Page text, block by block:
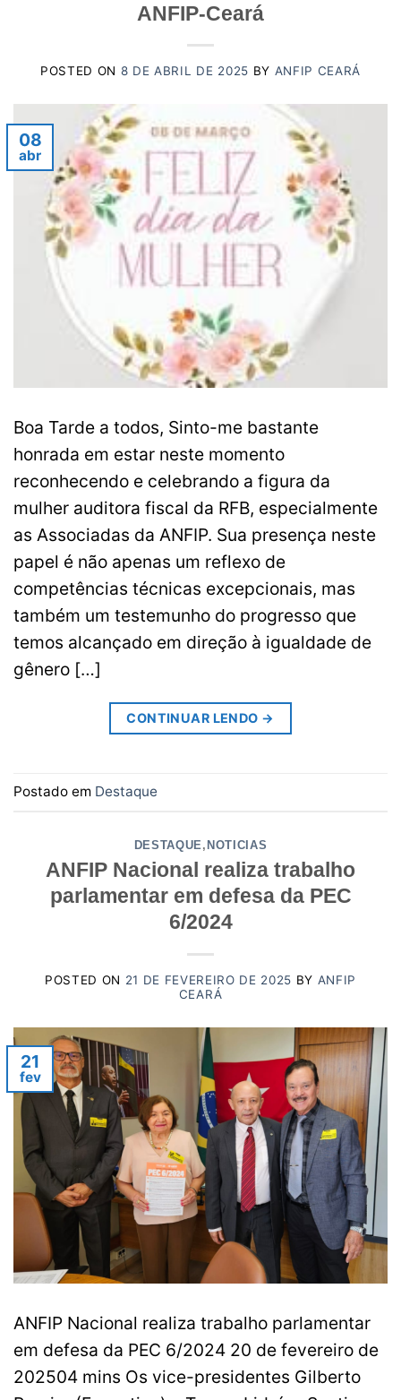
ANFIP-Ceará
POSTED ON 8 DE ABRIL DE 2025 BY ANFIP CEARÁ
08
abr
Boa Tarde a todos, Sinto-me bastante
honrada em estar neste momento
reconhecendo e celebrando a figura da
mulher auditora fiscal da RFB, especialmente
as Associadas da ANFIP. Sua presença neste
papel é não apenas um reflexo de
competências técnicas excepcionais, mas
também um testemunho do progresso que
temos alcançado em direção à igualdade de
gênero […]
CONTINUAR LENDO →
Postado em Destaque
DESTAQUE , NOTICIAS
ANFIP Nacional realiza trabalho
parlamentar em defesa da PEC
6/2024
POSTED ON 21 DE FEVEREIRO DE 2025 BY ANFIP
CEARÁ
21
fev
ANFIP Nacional realiza trabalho parlamentar
em defesa da PEC 6/2024 20 de fevereiro de
202504 mins Os vice-presidentes Gilberto